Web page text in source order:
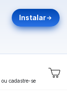
Instalar
ou cadastre-se